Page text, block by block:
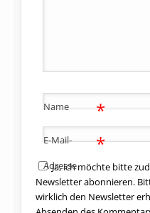
Name *
E-Mail-
Adresse
*
Ja, ich möchte bitte
Newsletter abonnieren.
wirklich den Newsletter